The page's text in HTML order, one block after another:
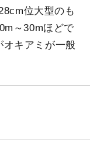
位大型のも
～30mほどで
キアミが一般